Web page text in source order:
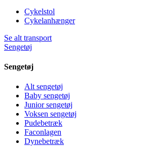
Cykelstol
Cykelanhænger
Se alt transport
Sengetøj
Sengetøj
Alt sengetøj
Baby sengetøj
Junior sengetøj
Voksen sengetøj
Pudebetræk
Faconlagen
Dynebetræk